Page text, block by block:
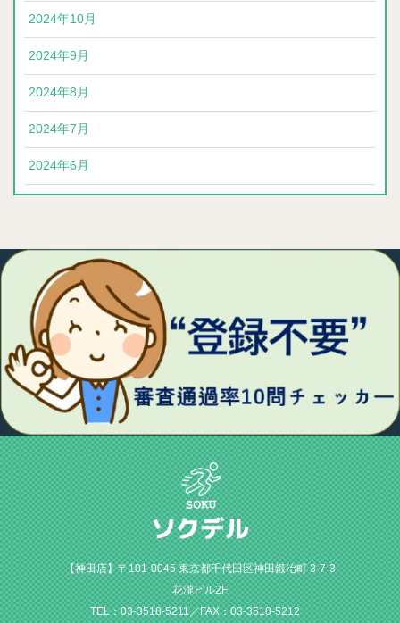
2024年10月
2024年9月
2024年8月
2024年7月
2024年6月
【神田店】〒101-0045 東京都千代田区神田鍛冶町 3-7-3
花瀧ビル2F
TEL：03-3518-5211／FAX：03-3518-5212